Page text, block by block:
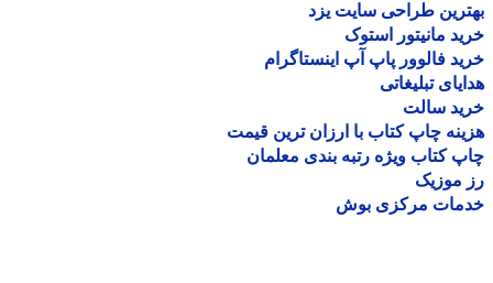
طراحی سایت یزد
مانیتور استوک
فالوور پاپ آپ اینستاگرام
تبلیغاتی
سالت
چاپ کتاب با ارزان ترین قیمت
کتاب ویژه رتبه بندی معلمان
موزیک
مرکزی بوش